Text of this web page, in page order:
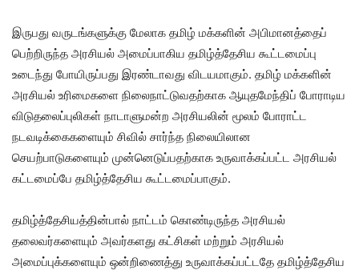
இருபது வருடங்களுக்கு மேலாக தமிழ் மக்களின் அபிமானத்தைப்
பெற்றிருந்த அரசியல் அமைப்பாகிய தமிழ்த்தேசிய கூட்டமைப்பு
உடைந்து போயிருப்பது இரண்டாவது விடயமாகும். தமிழ் மக்களின்
அரசியல் உரிமைகளை நிலைநாட்டுவதற்காக ஆயுதமேந்திப் போராடிய
விடுதலைப்புலிகள் நாடாளுமன்ற அரசியலின் மூலம் போராட்ட
நடவடிக்கைகளையும் சிவில் சார்ந்த நிலையிலான
செயற்பாடுகளையும் முன்னெடுப்பதற்காக உருவாக்கப்பட்ட அரசியல்
கட்டமைப்பே தமிழ்த்தேசிய கூட்டமைப்பாகும்.
தமிழ்த்தேசியத்தின்பால் நாட்டம் கொண்டிருந்த அரசியல்
தலைவர்களையும் அவர்களது கட்சிகள் மற்றும் அரசியல்
அமைப்புக்களையும் ஒன்றிணைத்து உருவாக்கப்பட்டதே தமிழ்த்தேசிய